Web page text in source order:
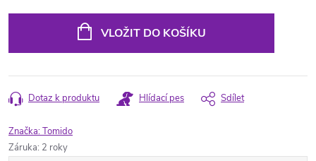
VLOŽIT DO KOŠÍKU
Dotaz k produktu Hlídací pes Sdílet
Značka:Tomido
Záruka: 2 roky